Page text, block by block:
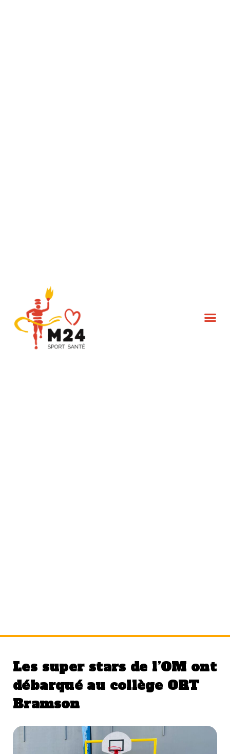
Les super stars de l’OM ont
débarqué au collège ORT
Bramson